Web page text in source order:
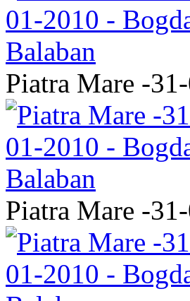
Piatra Mare -
Piatra Mare -